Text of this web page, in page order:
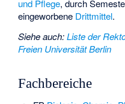
und Pflege, durch
eingeworbene Drittmittel.
Siehe auch:Liste der
Freien Universität Berlin
Fachbereiche